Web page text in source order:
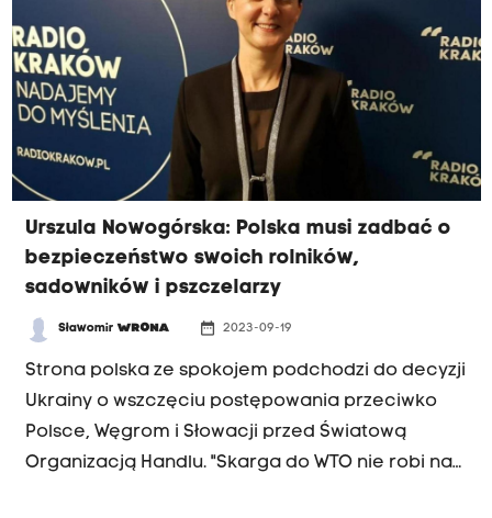
Urszula Nowogórska: Polska musi zadbać o
bezpieczeństwo swoich rolników,
sadowników i pszczelarzy
SławomirWRONA date_range 2023-09-19
Strona polska ze spokojem podchodzi do decyzji
Ukrainy o wszczęciu postępowania przeciwko
Polsce, Węgrom i Słowacji przed Światową
Organizacją Handlu. "Skarga do WTO nie robi na